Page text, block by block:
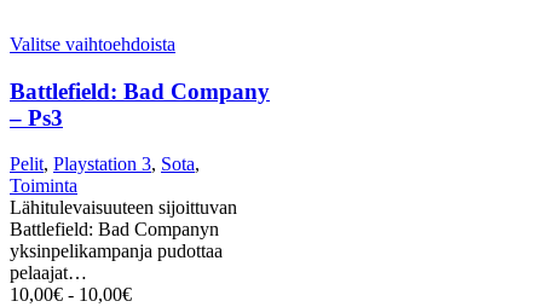
Valitse vaihtoehdoista
Battlefield: Bad Company
– Ps3
Pelit, Playstation 3, Sota,
Toiminta
Lähitulevaisuuteen sijoittuvan
Battlefield: Bad Companyn
yksinpelikampanja pudottaa
pelaajat…
10,00€ - 10,00€